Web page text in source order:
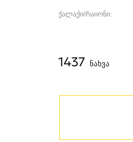
ქალაქი/რაიონი
1437 ნახვა